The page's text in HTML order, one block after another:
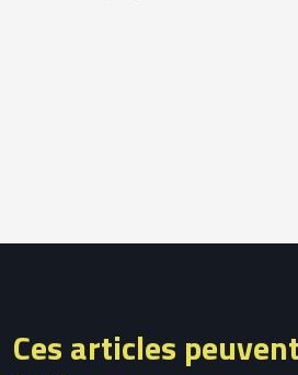
Ces articles